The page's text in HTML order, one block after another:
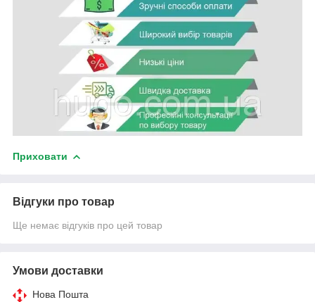
Приховати
Відгуки про товар
Ще немає відгуків про цей товар
Умови доставки
Нова Пошта